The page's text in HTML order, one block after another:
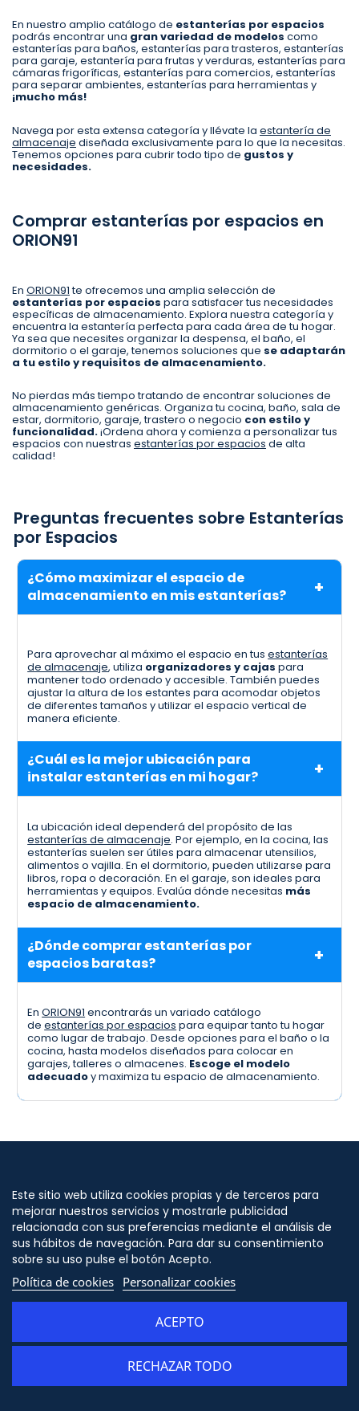
En nuestro amplio catálogo de estanterías por espacios
podrás encontrar una gran variedad de modelos como
estanterías para baños, estanterías para trasteros, estanterías
para garaje, estantería para frutas y verduras, estanterías para
cámaras frigoríficas, estanterías para comercios, estanterías
para separar ambientes, estanterías para herramientas y
¡mucho más!
Navega por esta extensa categoría y llévate la estantería de
almacenaje diseñada exclusivamente para lo que la necesitas.
Tenemos opciones para cubrir todo tipo de gustos y
necesidades.
Comprar estanterías por espacios en
ORION91
En ORION91te ofrecemos una amplia selección de
estanterías por espacios para satisfacer tus necesidades
específicas de almacenamiento. Explora nuestra categoría y
encuentra la estantería perfecta para cada área de tu hogar.
Ya sea que necesites organizar la despensa, el baño, el
dormitorio o el garaje, tenemos soluciones que se adaptarán
a tu estilo y requisitos de almacenamiento.
No pierdas más tiempo tratando de encontrar soluciones de
almacenamiento genéricas. Organiza tu cocina, baño, sala de
estar, dormitorio, garaje, trastero o negocio con estilo y
funcionalidad.¡Ordena ahora y comienza a personalizar tus
espacios con nuestras estanterías por espacios de alta
calidad!
Preguntas frecuentes sobre Estanterías
por Espacios
¿Cómo maximizar el espacio de
almacenamiento en mis estanterías?
Para aprovechar al máximo el espacio en tusestanterías
de almacenaje, utiliza organizadores y cajas para
mantener todo ordenado y accesible. También puedes
ajustar la altura de los estantes para acomodar objetos
de diferentes tamaños y utilizar el espacio vertical de
manera eficiente.
¿Cuál es la mejor ubicación para
instalar estanterías en mi hogar?
La ubicación ideal dependerá del propósito de las
estanterías de almacenaje. Por ejemplo, en la cocina, las
estanterías suelen ser útiles para almacenar utensilios,
alimentos o vajilla. En el dormitorio, pueden utilizarse para
libros, ropa o decoración. En el garaje, son ideales para
herramientas y equipos. Evalúa dónde necesitas más
espacio de almacenamiento.
¿Dónde comprar estanterías por
espacios baratas?
EnORION91 encontrarás un variado catálogo
deestanterías por espacios para equipar tanto tu hogar
como lugar de trabajo. Desde opciones para el baño o la
cocina, hasta modelos diseñados para colocar en
garajes, talleres o almacenes. Escoge el modelo
adecuadoy maximiza tu espacio de almacenamiento.
Normativas y certificaciones
Partners
Atención al cliente
La empresa
Este sitio web utiliza cookies propias y de terceros para
mejorar nuestros servicios y mostrarle publicidad
relacionada con sus preferencias mediante el análisis de
sus hábitos de navegación. Para dar su consentimiento
sobre su uso pulse el botón Acepto.
Política de cookies Personalizar cookies
RECHAZAR TODO
ACEPTO